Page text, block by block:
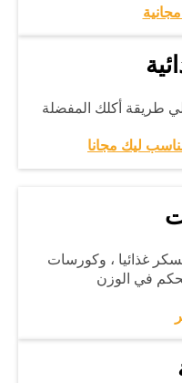
طريقة أكلك المفضلة
ليك مجانا
غذائيا ، وكورسات
في الوزن